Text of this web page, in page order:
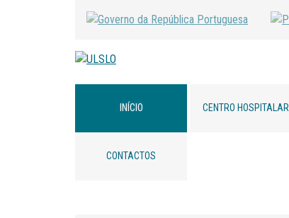
INÍCIO CENTRO HOSPITALAR
CONTACTOS